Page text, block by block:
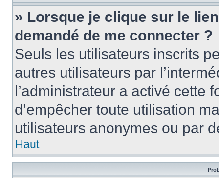
» Lorsque je clique sur le
demandé de me connecter ?
Seuls les utilisateurs inscrits
autres utilisateurs par
l’administrateur a activé cette
d’empêcher toute utilisation
utilisateurs anonymes ou par
Haut